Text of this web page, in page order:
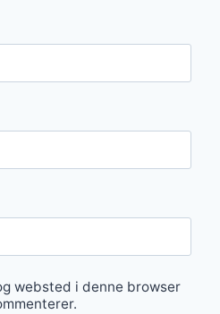
websted i denne browser